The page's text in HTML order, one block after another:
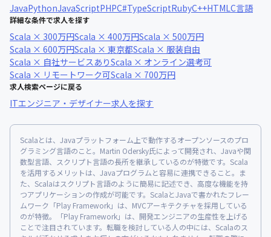
JavaPythonJavaScriptPHPC#TypeScriptRubyC++HTMLC言語
詳細な条件で求人を探す
Scala × 300万円Scala × 400万円Scala × 500万円
Scala × 600万円Scala × 東京都Scala × 服装自由
Scala × 自社サービスありScala × オンライン選考可
Scala × リモートワーク可Scala × 700万円
求人検索ページに戻る
ITエンジニア・デザイナー求人を探す
Scalaとは、Javaプラットフォーム上で動作するオープンソースのプロ
グラミング言語のこと。Martin Odersky氏によって開発され、Javaや関
数型言語、スクリプト言語の長所を継承しているのが特徴です。Scala
を活用するメリットは、Javaプログラムと容易に連携できること。ま
た、Scalaはスクリプト言語のように簡易に記述でき、高度な機能を持
つアプリケーションの作成が可能です。ScalaとJavaで書かれたフレー
ムワーク「Play Framework」は、MVCアーキテクチャを採用している
のが特徴。「Play Framework」は、開発エンジニアの生産性を上げる
ことで注目されています。転職を検討している人の中には、Scalaのス